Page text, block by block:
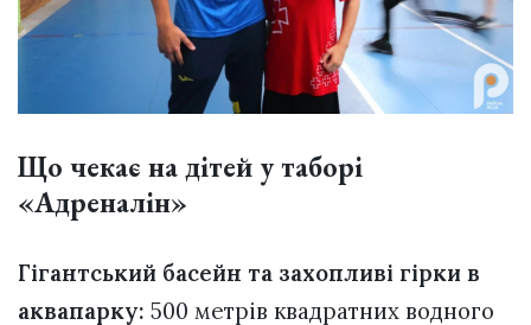
Що чекає на дітей у таборі
«Адреналін»
Гігантський басейн та захопливі гірки в
аквапарку: 500 метрів квадратних водного